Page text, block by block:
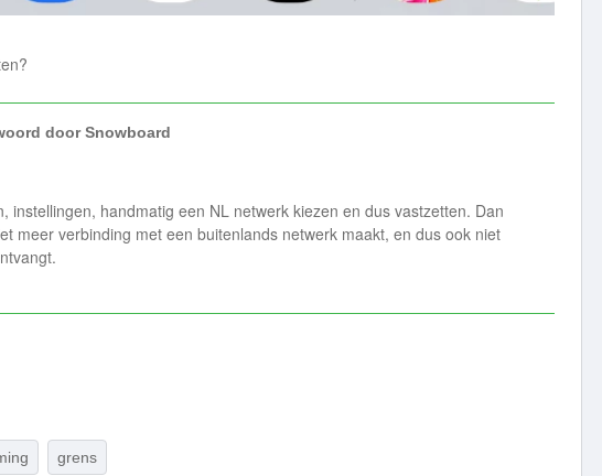
doorSnowboard
instellingen, handmatig een NL netwerk kiezen en dus vastzetten. Dan
meer verbinding met een buitenlands netwerk maakt, en dus ook niet
grens